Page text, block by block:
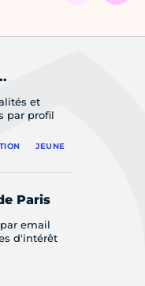
et
par profil
JEUNE
Paris
email
d'intérêt